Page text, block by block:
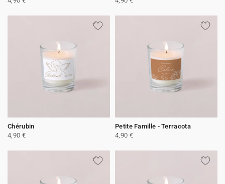
Chérubin
4,90 €
Petite Famille - Terracota
4,90 €